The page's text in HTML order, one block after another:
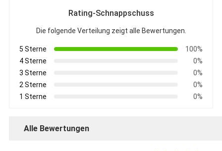
Rating-Schnappschuss
Die folgende Verteilung zeigt alle Bewertungen.
5 Sterne
100%
4 Sterne
0%
3 Sterne
0%
2 Sterne
0%
1 Sterne
0%
Alle Bewertungen